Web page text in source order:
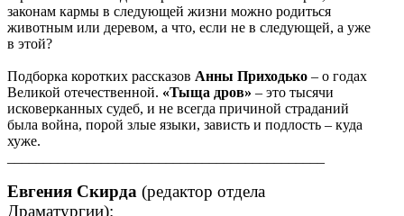
законам кармы в следующей жизни можно родиться
животным или деревом, а что, если не в следующей, а уже
в этой?
Подборка коротких рассказов Анны Приходько – о годах
Великой отечественной. «Тыща дров» – это тысячи
исковерканных судеб, и не всегда причиной страданий
была война, порой злые языки, зависть и подлость – куда
хуже.
Евгения Скирда (редактор отдела
Драматургии):